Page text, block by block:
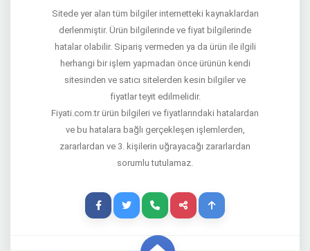
Sitede yer alan tüm bilgiler internetteki kaynaklardan
derlenmiştir. Ürün bilgilerinde ve fiyat bilgilerinde
hatalar olabilir. Sipariş vermeden ya da ürün ile ilgili
herhangi bir işlem yapmadan önce ürünün kendi
sitesinden ve satıcı sitelerden kesin bilgiler ve
fiyatlar teyit edilmelidir.
Fiyati.com.tr ürün bilgileri ve fiyatlarındaki hatalardan
ve bu hatalara bağlı gerçekleşen işlemlerden,
zararlardan ve 3. kişilerin uğrayacağı zararlardan
sorumlu tutulamaz.